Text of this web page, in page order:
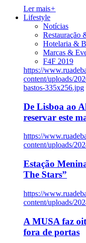
Ler mais+
Lifestyle
Notícias
Restauração
Hotelaria &
Marcas &
F4F 2019
https://
content/uploads/
bastos-335x256.jpg
De Lisboa ao
reservar este
https://
content/uploads/
Estação
The Stars”
https://
content/uploads/
A MUSA faz
fora de portas